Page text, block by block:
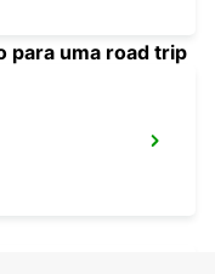
para uma road trip